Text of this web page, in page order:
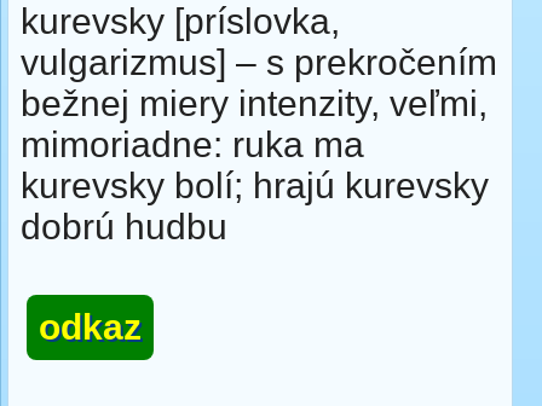
kurevsky [príslovka,
vulgarizmus] – s prekročením
bežnej miery intenzity, veľmi,
mimoriadne: ruka ma
kurevsky bolí; hrajú kurevsky
dobrú hudbu
odkaz